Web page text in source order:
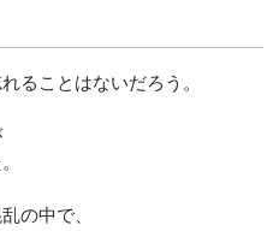
ることはないだろう。
の中で、